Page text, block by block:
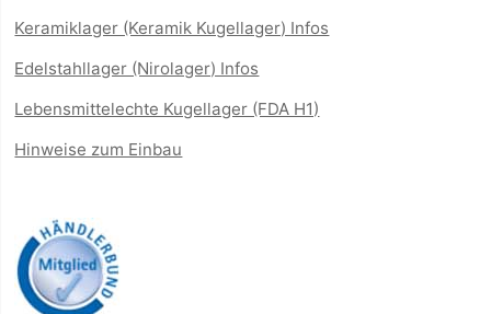
Keramiklager (Keramik Kugellager) Infos
Edelstahllager (Nirolager) Infos
Lebensmittelechte Kugellager (FDA H1)
Hinweise zum Einbau